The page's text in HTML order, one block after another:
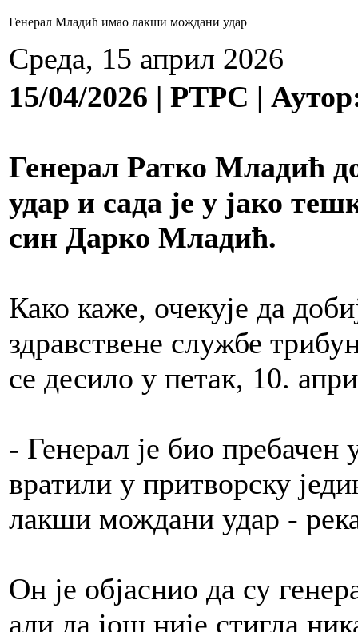
Генерал Младић имао лакши мождани удар
Среда, 15 април 2026
15/04/2026 | РТРС |
Генерал Ратко Младић
удар и сада је у јако
син Дарко Младић.
Како каже, очекује да
здравствене службе
се десило у петак, 10.
- Генерал је био пребачен
вратили у притворску
лакши мождани удар -
Он је објаснио да су
али да још није стигла